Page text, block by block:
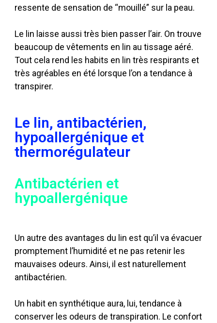
ressente de sensation de “mouillé” sur la peau.
Le lin laisse aussi très bien passer l’air. On trouve
beaucoup de vêtements en lin au tissage aéré.
Tout cela rend les habits en lin très respirants et
très agréables en été lorsque l’on a tendance à
transpirer.
Le lin, antibactérien,
hypoallergénique et
thermorégulateur
Antibactérien et
hypoallergénique
Un autre des avantages du lin est qu’il va évacuer
promptement l’humidité et ne pas retenir les
mauvaises odeurs. Ainsi, il est naturellement
antibactérien.
Un habit en synthétique aura, lui, tendance à
conserver les odeurs de transpiration. Le confort